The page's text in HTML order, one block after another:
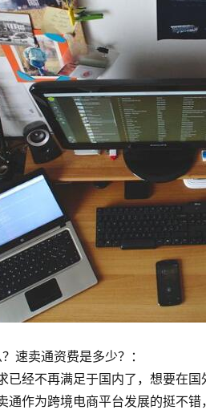
速卖通资费是多少？：
经不再满足于国内了，想要在国
作为跨境电商平台发展的挺不错